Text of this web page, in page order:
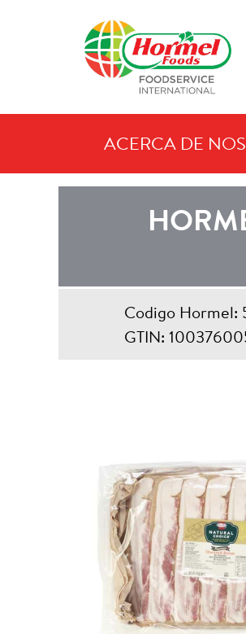
ACERCA DE
Codigo Hormel:
GTIN: